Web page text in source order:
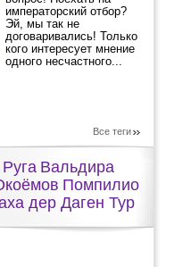
императорский отбор?
Эй, мы так не
договаривались! Только
кого интересует мнение
одного несчастного...
Все теги
Вальдира
Помпилио
дер Даген Тур